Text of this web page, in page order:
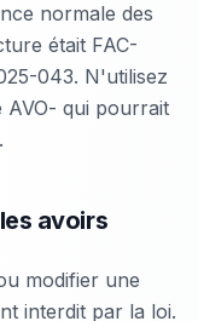
normale des
était FAC-
043. N'utilisez
AVO- qui pourrait
avoirs
modifier une
interdit par la loi.